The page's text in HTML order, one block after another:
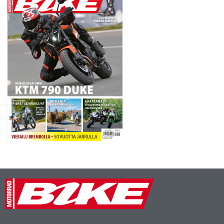
henkilöhaastattelussa.
”Mestari…